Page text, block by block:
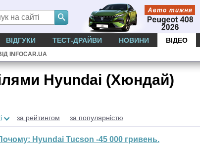
ВІДГУКИ ТЕСТ-ДРАЙВИ НОВИНИ ВІДЕО
INFOCAR.UA
Hyundai (Хюндай)
за рейтингом за популярністю
Hyundai Tucson -45 000 гривень.